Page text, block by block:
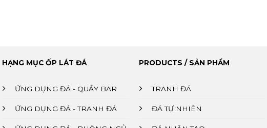
HẠNG MỤC ỐP LÁT ĐÁ
ỨNG DỤNG ĐÁ - QUẦY BAR
ỨNG DỤNG ĐÁ - TRANH ĐÁ
PRODUCTS / SẢN PHẨM
TRANH ĐÁ
ĐÁ TỰ NHIÊN